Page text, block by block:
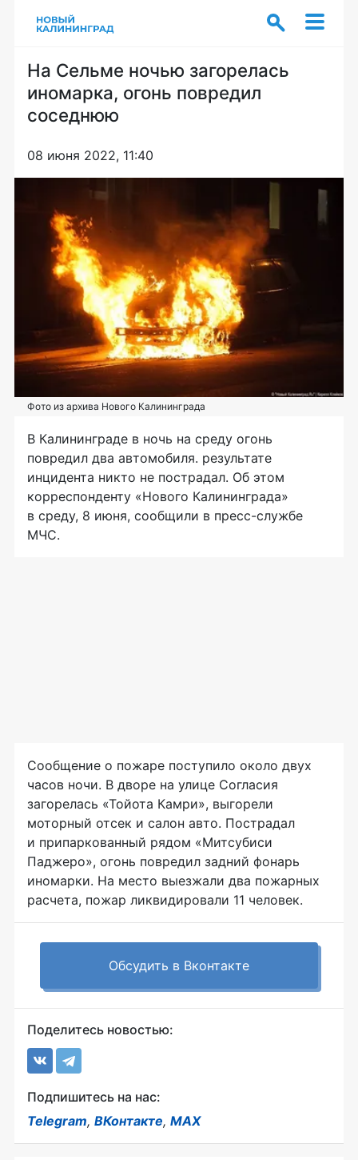
На Сельме ночью загорелась
иномарка, огонь повредил
соседнюю
08 июня 2022, 11:40
Фото из архива Нового Калининграда
В Калининграде в ночь на среду огонь
повредил два автомобиля. результате
инцидента никто не пострадал. Об этом
корреспонденту «Нового Калининграда»
в среду, 8 июня, сообщили в пресс-службе
МЧС.
Сообщение о пожаре поступило около двух
часов ночи. В дворе на улице Согласия
загорелась «Тойота Камри», выгорели
моторный отсек и салон авто. Пострадал
и припаркованный рядом «Митсубиси
Паджеро», огонь повредил задний фонарь
иномарки. На место выезжали два пожарных
расчета, пожар ликвидировали 11 человек.
Обсудить в Вконтакте
Поделитесь новостью:
Подпишитесь на нас:
Telegram, ВКонтакте, MAX